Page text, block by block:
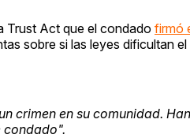
Trust Act que el condado firmó
sobre si las leyes dificultan
crimen en su comunidad.
condado".